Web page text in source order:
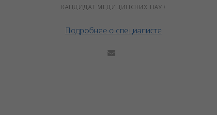
КАНДИДАТ МЕДИЦИНСКИХ НАУК
Подробнее о специалисте